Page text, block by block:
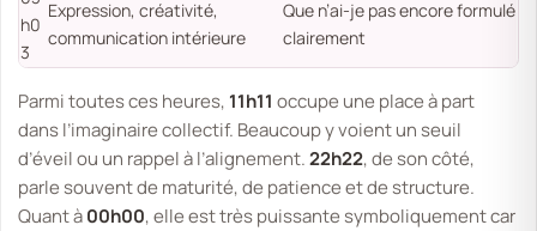
h0
3
Expression, créativité,
communication intérieure
Que n’ai-je pas encore formulé
clairement
Parmi toutes ces heures, 11h11 occupe une place à part
dans l’imaginaire collectif. Beaucoup y voient un seuil
d’éveil ou un rappel à l’alignement.22h22, de son côté,
parle souvent de maturité, de patience et de structure.
Quant à00h00, elle est très puissante symboliquement car